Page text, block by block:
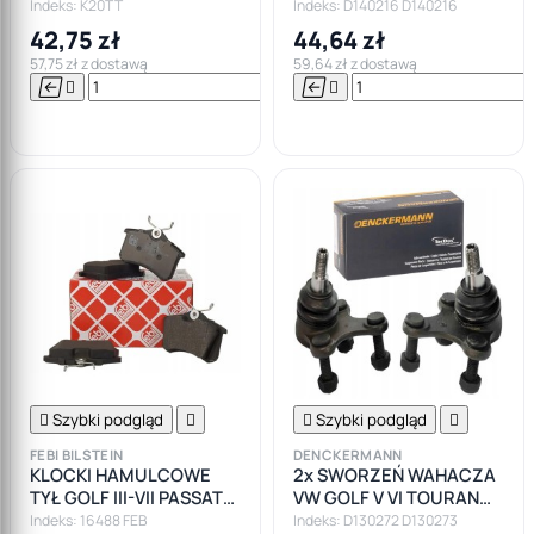
LPG GAZ
Indeks: K20TT
42,75 zł
57,75 zł z dostawą
  

JETTA
Indeks: D140216 D140216
44,64 zł
59,64 zł z dostawą
 
 Szybki podgląd 
FEBI BILSTEIN
KLOCKI HAMULCOWE
TYŁ GOLF III-VII PASSAT
B5-B7
Indeks: 16488 FEB
 Szybki podgląd 
DENCKERMANN
2x SWORZEŃ WAHACZA
VW GOLF V VI TOURAN
SKODA OCTAVIA SEAT
Indeks: D130272 D130273